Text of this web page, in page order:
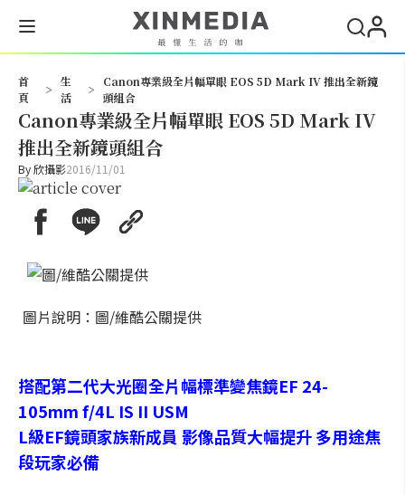
首
頁
>
生
活
>
Canon專業級全片幅單眼 EOS 5D Mark IV 推出全新鏡
頭組合
Canon專業級全片幅單眼 EOS 5D Mark IV
推出全新鏡頭組合
By欣攝影2016/11/01
圖片說明：圖/維酷公關提供
搭配第二代大光圈全片幅標準變焦鏡EF 24-
105mm f/4L IS II USM
L級EF鏡頭家族新成員 影像品質大幅提升 多用途焦
段玩家必備